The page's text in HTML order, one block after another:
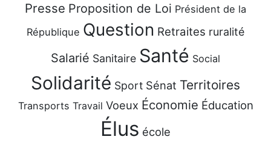
Presse Proposition de Loi Président de la
République Question Retraites ruralité
Salarié Sanitaire Santé Social
Solidarité Sport Sénat Territoires
Transports Travail Voeux Économie Éducation
Élus école